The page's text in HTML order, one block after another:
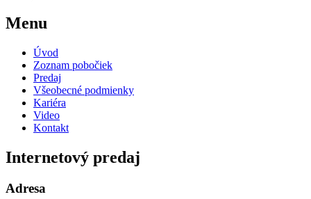
Menu
Úvod
Zoznam pobočiek
Predaj
Všeobecné podmienky
Kariéra
Video
Kontakt
Internetový predaj
Adresa